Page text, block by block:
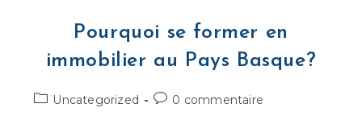
Basque
Ce
Que
Devez
Savoir
Pourquoi se former en
immobilier au Pays Basque?
PostUncategorized
Commentaires
0 commentaire